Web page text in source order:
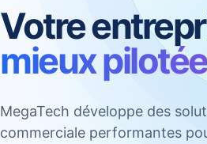
Votre
mieux
MegaTech développe des
commerciale performantes